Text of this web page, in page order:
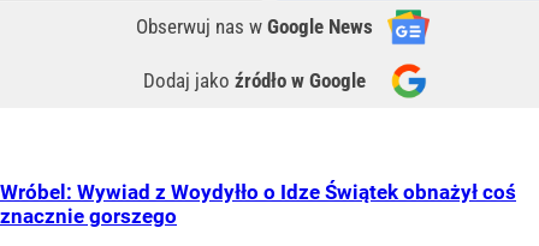
Obserwuj nas w Google News
Dodaj jako źródło w Google
Wróbel: Wywiad z Woydyłło o Idze Świątek obnażył coś
znacznie gorszego